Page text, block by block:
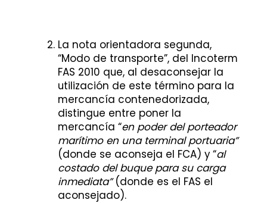
La nota orientadora segunda,
“Modo de transporte”, del Incoterm
FAS 2010 que, al desaconsejar la
utilización de este término para la
mercancía contenedorizada,
distingue entre poner la
mercancía “en poder del porteador
marítimo en una terminal portuaria”
(donde se aconseja el FCA) y “al
costado del buque para su carga
inmediata”(donde es el FAS el
aconsejado).